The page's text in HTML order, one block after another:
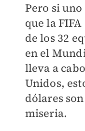
Pero si
que la
de los 32
en el
lleva a
Unidos,
dólares
miseria.